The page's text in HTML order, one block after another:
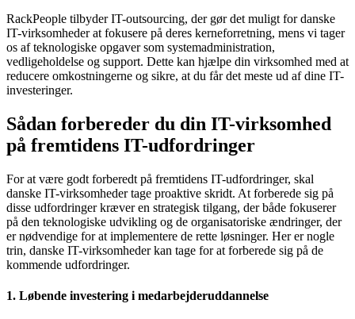
RackPeople tilbyder IT-outsourcing, der gør det muligt for danske
IT-virksomheder at fokusere på deres kerneforretning, mens vi tager
os af teknologiske opgaver som systemadministration,
vedligeholdelse og support. Dette kan hjælpe din virksomhed med at
reducere omkostningerne og sikre, at du får det meste ud af dine IT-
investeringer.
Sådan forbereder du din IT-virksomhed
på fremtidens IT-udfordringer
For at være godt forberedt på fremtidens IT-udfordringer, skal
danske IT-virksomheder tage proaktive skridt. At forberede sig på
disse udfordringer kræver en strategisk tilgang, der både fokuserer
på den teknologiske udvikling og de organisatoriske ændringer, der
er nødvendige for at implementere de rette løsninger. Her er nogle
trin, danske IT-virksomheder kan tage for at forberede sig på de
kommende udfordringer.
1. Løbende investering i medarbejderuddannelse